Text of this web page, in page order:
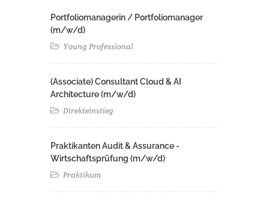
Portfoliomanagerin / Portfoliomanager
(m/w/d)
Young Professional
(Associate) Consultant Cloud & AI
Architecture (m/w/d)​ ​
Direkteinstieg
Praktikanten Audit & Assurance -
Wirtschaftsprüfung (m/w/d)
Praktikum